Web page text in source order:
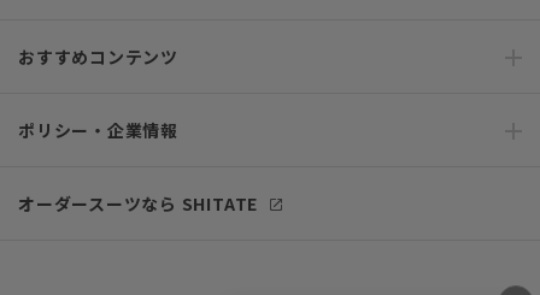
おすすめコンテンツ
ポリシー・企業情報
オーダースーツなら SHITATE